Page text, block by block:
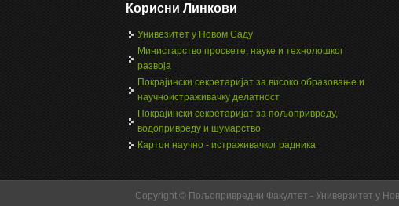
Корисни Линкови
Унивезитет у Новом Саду
Министарство просвете, науке и технолошког
развоја
Покрајински секретаријат за високо образовање и
научноистраживачку делатност
Покрајински секретаријат за пољопривреду,
водопривреду и шумарство
Картон научно - истраживачког радника
Copyright © Пољопривредни Факултет - Универзитет у